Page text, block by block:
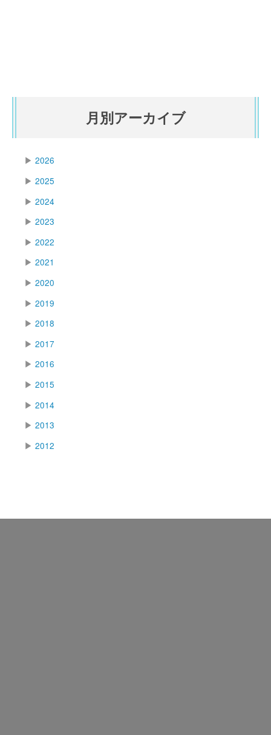
月別アーカイブ
▶ 2026
▶ 2025
▶ 2024
▶ 2023
▶ 2022
▶ 2021
▶ 2020
▶ 2019
▶ 2018
▶ 2017
▶ 2016
▶ 2015
▶ 2014
▶ 2013
▶ 2012